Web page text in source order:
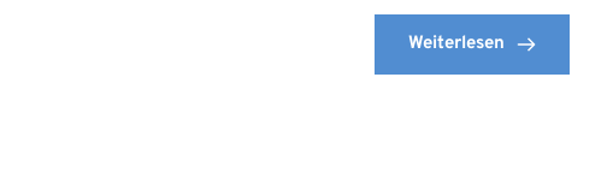
Weiterlesen